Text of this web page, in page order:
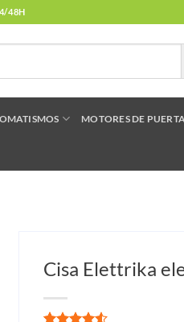
48H
MOTORES DE
Cisa Elettrika